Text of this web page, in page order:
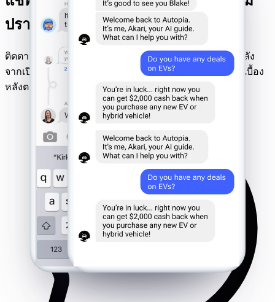
ปรากฏตัว
ติดตามกิจกรรมทั้งหมดใน FB Messenger อย่างเงียบ ๆ หลัง
จากเปิดใช้งานทันที โหมดซ่อนตัวเต็มรูปแบบจะทำงานอยู่เบื้อง
หลังตลอดเวลา